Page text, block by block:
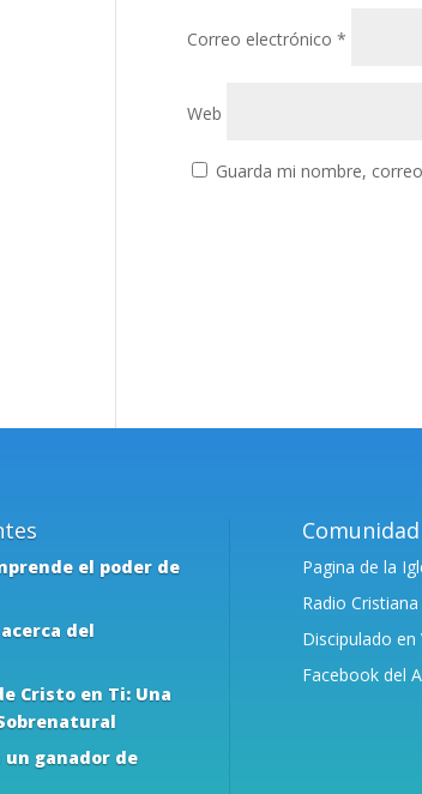
Correo electrónico *
Web
Guarda mi nombre,
el poder de
del
Cristo en Ti: Una
un ganador de
Comunidad
Pagina de la
Radio
Discipulado en
Facebook del